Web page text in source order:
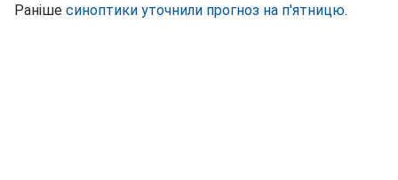
Раніше синоптики уточнили прогноз на п'ятницю.